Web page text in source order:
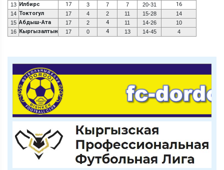
13 Илбирс 17 3 7 7 20-31 16
14 Токтогул 17 4 2 11 15-28
14
15 Абдыш-Ата 17 2 4 11 14-26
10
16 Кыргызалтын 17 0 4 13 14-45 4